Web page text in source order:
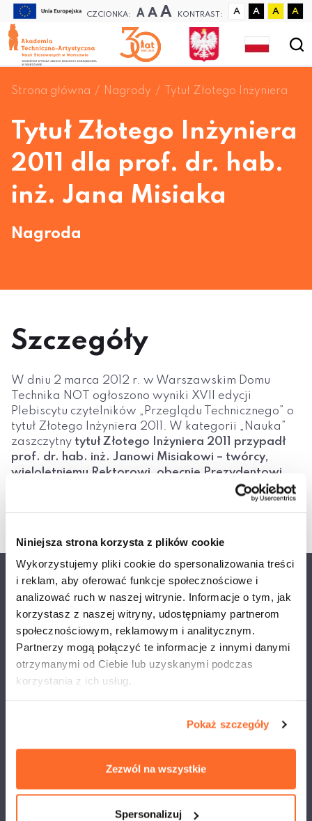
Niniejsza strona korzysta z plików cookie
Wykorzystujemy pliki cookie do spersonalizowania treści
i reklam, aby oferować funkcje społecznościowe i
analizować ruch w naszej witrynie. Informacje o tym, jak
korzystasz z naszej witryny, udostępniamy partnerom
społecznościowym, reklamowym i analitycznym.
Partnerzy mogą połączyć te informacje z innymi danymi
otrzymanymi od Ciebie lub uzyskanymi podczas
korzystania z ich usług.
Pokaż szczegóły
Zezwól na wszystkie
Spersonalizuj
CZCIONKA: A A A KONTRAST: A A A A
Strona główna Nagrody Tytuł Złotego Inżyniera
Tytuł Złotego Inżyniera
2011 dla prof. dr. hab.
inż. Jana Misiaka
Nagroda
Szczegóły
W dniu 2 marca 2012 r. w Warszawskim Domu
Technika NOT ogłoszono wyniki XVII edycji
Plebiscytu czytelników „Przeglądu Technicznego” o
tytuł Złotego Inżyniera 2011. W kategorii „Nauka”
zaszczytny tytuł Złotego Inżyniera 2011 przypadł
prof. dr. hab. inż. Janowi Misiakowi – twórcy,
wieloletniemu Rektorowi, obecnie Prezydentowi
Wyższej Szkoły Ekologii i Zarządzania w
Akademia Techniczno-Artystyczna Nauk Stosowanych w
Najlepsza niepubliczna uczelnia
techniczno-artystyczna w Polsce
Napisz do nas
ul. Olszewska 12, 00-792 Warszawa
+ 48 22 825 80 34/35
Rekrutacja